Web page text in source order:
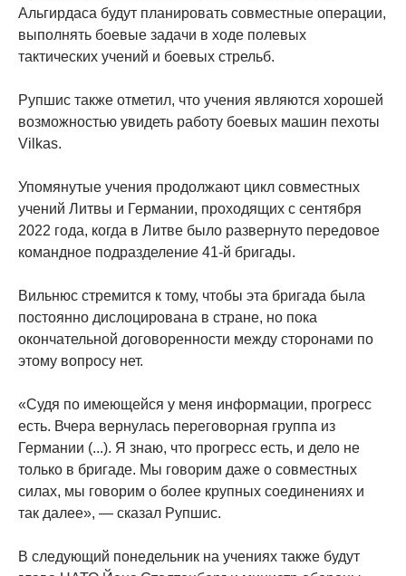
Альгирдаса будут планировать совместные операции,
выполнять боевые задачи в ходе полевых
тактических учений и боевых стрельб.
Рупшис также отметил, что учения являются хорошей
возможностью увидеть работу боевых машин пехоты
Vilkas.
Упомянутые учения продолжают цикл совместных
учений Литвы и Германии, проходящих с сентября
2022 года, когда в Литве было развернуто передовое
командное подразделение 41-й бригады.
Вильнюс стремится к тому, чтобы эта бригада была
постоянно дислоцирована в стране, но пока
окончательной договоренности между сторонами по
этому вопросу нет.
«Судя по имеющейся у меня информации, прогресс
есть. Вчера вернулась переговорная группа из
Германии (...). Я знаю, что прогресс есть, и дело не
только в бригаде. Мы говорим даже о совместных
силах, мы говорим о более крупных соединениях и
так далее», — сказал Рупшис.
В следующий понедельник на учениях также будут